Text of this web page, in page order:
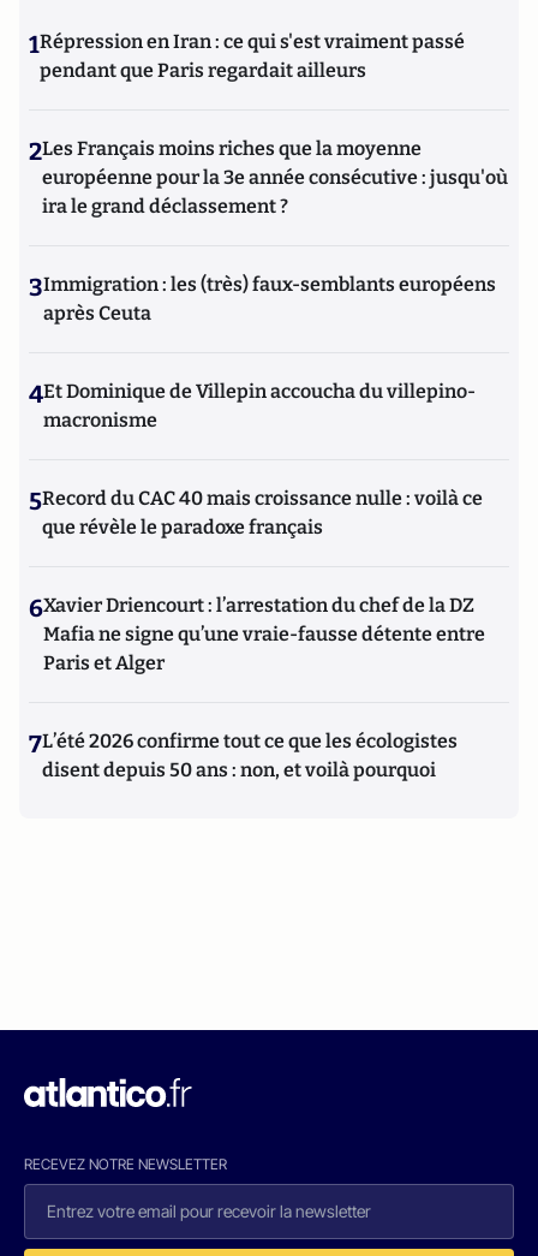
1Répression en Iran : ce qui s'est vraiment passé
pendant que Paris regardait ailleurs
2Les Français moins riches que la moyenne
européenne pour la 3e année consécutive : jusqu'où
ira le grand déclassement ?
3Immigration : les (très) faux-semblants européens
après Ceuta
4Et Dominique de Villepin accoucha du villepino-
macronisme
5Record du CAC 40 mais croissance nulle : voilà ce
que révèle le paradoxe français
6Xavier Driencourt : l’arrestation du chef de la DZ
Mafia ne signe qu’une vraie-fausse détente entre
Paris et Alger
7L’été 2026 confirme tout ce que les écologistes
disent depuis 50 ans : non, et voilà pourquoi
RECEVEZ NOTRE NEWSLETTER